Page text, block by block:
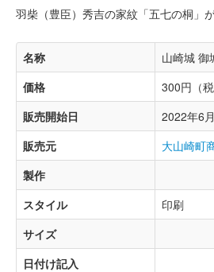
羽柴（豊臣）秀吉の家紋「五七の桐」
名称
山崎城 御
価格
300円（税
販売開始日
2022年6
販売元
大山崎町
製作
スタイル
印刷
サイズ
日付け記入